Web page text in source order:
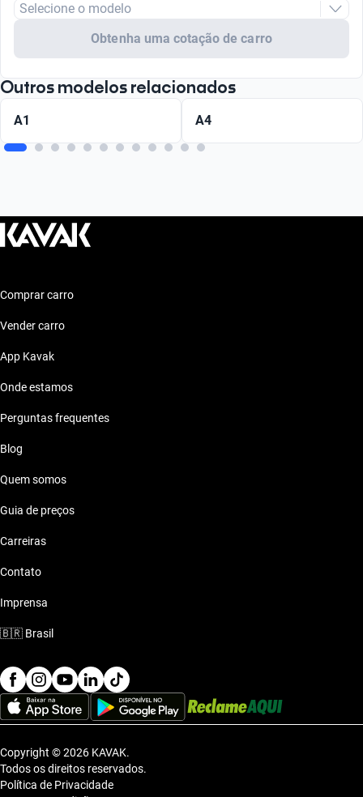
Selecione o modelo
Obtenha uma cotação de carro
Outros modelos relacionados
A1 A4
Comprar carro
Vender carro
App Kavak
Onde estamos
Perguntas frequentes
Blog
Quem somos
Guia de preços
Carreiras
Contato
Imprensa
🇧🇷 Brasil
Copyright © 2026 KAVAK.
Todos os direitos reservados.
Política de Privacidade